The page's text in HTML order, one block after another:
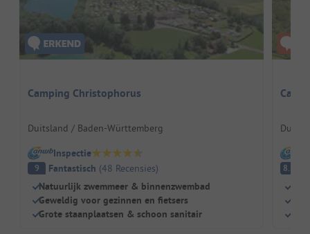
Camping Christophorus
Duitsland / Baden-Württemberg
Inspectie
9 Fantastisch (48 Recensies)
Natuurlijk zwemmeer & binnenzwembad
Geweldig voor gezinnen en fietsers
Grote staanplaatsen & schoon sanitair
8.5